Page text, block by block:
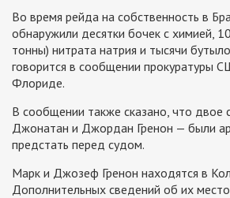
Во время рейда на собственность в
обнаружили десятки бочек с химией,
тонны) нитрата натрия и тысячи
говорится в сообщении прокуратуры
Флориде.
В сообщении также сказано, что двое
Джонатан и Джордан Гренон — были
предстать перед судом.
Марк и Джозеф Гренон находятся в
Дополнительных сведений об их